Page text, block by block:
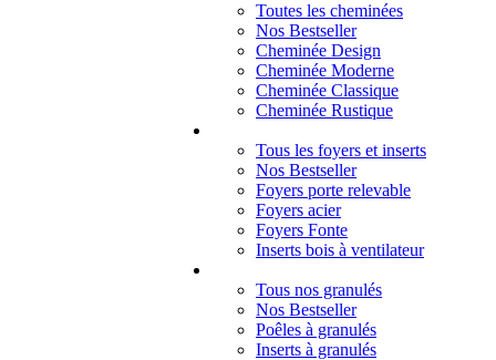
Toutes les cheminées
Nos Bestseller
Cheminée Design
Cheminée Moderne
Cheminée Classique
Cheminée Rustique
Tous les foyers et inserts
Nos Bestseller
Foyers porte relevable
Foyers acier
Foyers Fonte
Inserts bois à ventilateur
Tous nos granulés
Nos Bestseller
Poêles à granulés
Inserts à granulés